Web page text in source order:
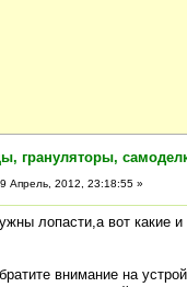
грануляторы,
Апрель, 2012, 23:18:55 »
лопасти,а вот какие
внимание на